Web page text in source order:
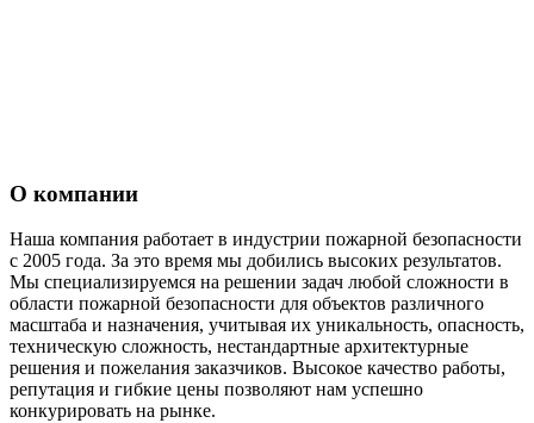
О компании
Наша компания работает в индустрии пожарной безопасности
с 2005 года. За это время мы добились высоких результатов.
Мы специализируемся на решении задач любой сложности в
области пожарной безопасности для объектов различного
масштаба и назначения, учитывая их уникальность, опасность,
техническую сложность, нестандартные архитектурные
решения и пожелания заказчиков. Высокое качество работы,
репутация и гибкие цены позволяют нам успешно
конкурировать на рынке.